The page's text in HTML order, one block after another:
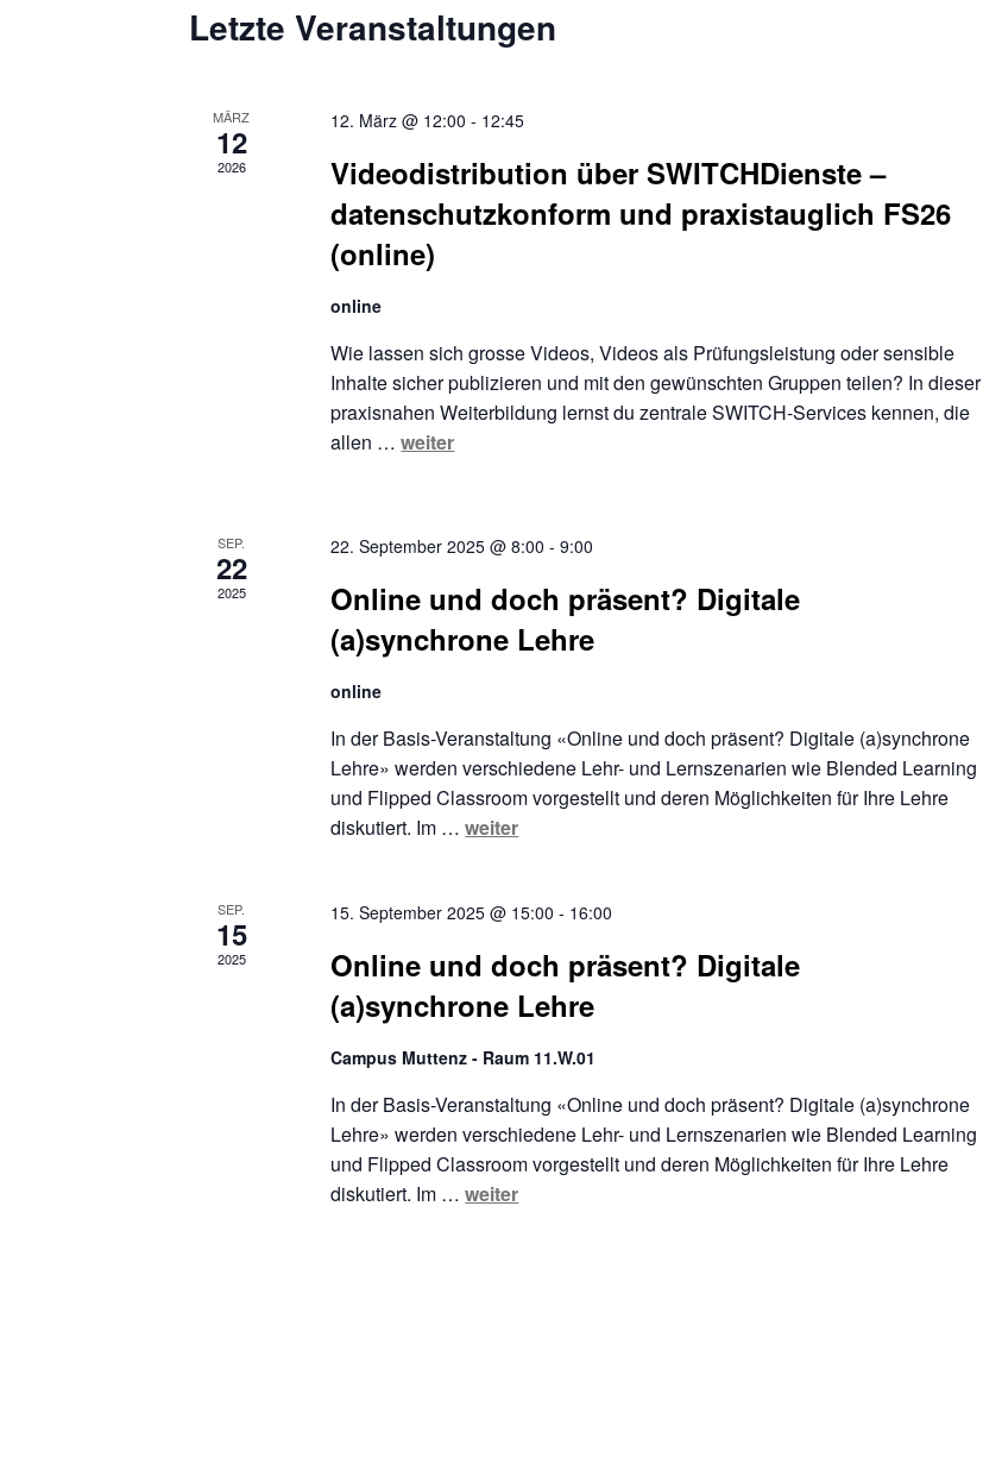
Letzte Veranstaltungen
MÄRZ
12
2026
12. März @ 12:00 - 12:45
Videodistribution über SWITCHDienste –
datenschutzkonform und praxistauglich FS26
(online)
online
Wie lassen sich grosse Videos, Videos als Prüfungsleistung oder sensible
Inhalte sicher publizieren und mit den gewünschten Gruppen teilen? In dieser
praxisnahen Weiterbildung lernst du zentrale SWITCH-Services kennen, die
allen …weiter
SEP.
22
2025
22. September 2025 @ 8:00 -9:00
Online und doch präsent? Digitale
(a)synchrone Lehre
online
In der Basis-Veranstaltung «Online und doch präsent? Digitale (a)synchrone
Lehre» werden verschiedene Lehr- und Lernszenarien wie Blended Learning
und Flipped Classroom vorgestellt und deren Möglichkeiten für Ihre Lehre
diskutiert. Im …weiter
SEP.
15
2025
15. September 2025 @ 15:00 - 16:00
Online und doch präsent? Digitale
(a)synchrone Lehre
Campus Muttenz - Raum 11.W.01
In der Basis-Veranstaltung «Online und doch präsent? Digitale (a)synchrone
Lehre» werden verschiedene Lehr- und Lernszenarien wie Blended Learning
und Flipped Classroom vorgestellt und deren Möglichkeiten für Ihre Lehre
diskutiert. Im …weiter